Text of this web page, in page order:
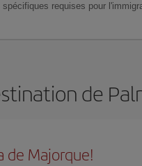
spécifiques requises pour
de
de Majorque!